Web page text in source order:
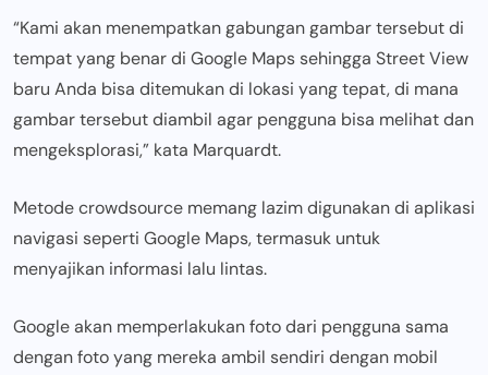
“Kami akan menempatkan gabungan gambar tersebut di
tempat yang benar di Google Maps sehingga Street View
baru Anda bisa ditemukan di lokasi yang tepat, di mana
gambar tersebut diambil agar pengguna bisa melihat dan
mengeksplorasi,” kata Marquardt.
Metode crowdsource memang lazim digunakan di aplikasi
navigasi seperti Google Maps, termasuk untuk
menyajikan informasi lalu lintas.
Google akan memperlakukan foto dari pengguna sama
dengan foto yang mereka ambil sendiri dengan mobil